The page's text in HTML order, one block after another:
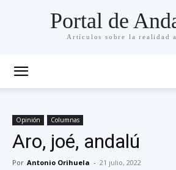
Portal de
Artículos sobre la realidad
Opinión Columnas
Aro, joé, andalú
Por Antonio Orihuela - 21 julio, 2022